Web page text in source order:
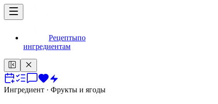
Рецептыпо
ингредиентам
Ингредиент · Фрукты и ягоды